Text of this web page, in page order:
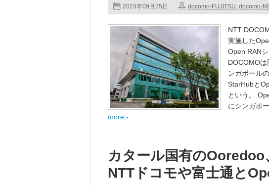
2024年09月25日 docomo-FUJITSU, docomo-
NTT
実施した
Open RAN
DOCOMO
ンガポール
StarHubと
という。
にシンガポ
more -
カタール国有のOoredoo
NTTドコモや富士通と